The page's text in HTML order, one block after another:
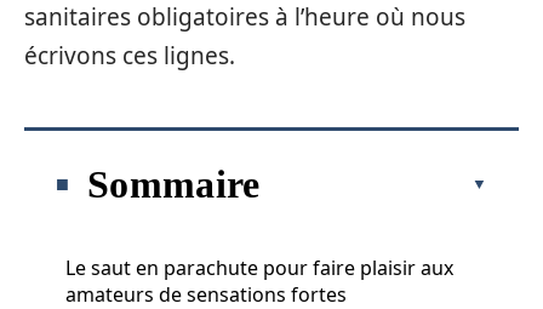
sanitaires obligatoires à l’heure où nous
écrivons ces lignes.
Sommaire
Le saut en parachute pour faire plaisir aux
amateurs de sensations fortes